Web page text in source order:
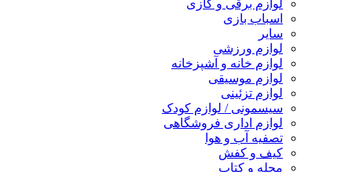
لوازم برقی و گازی
اسباب بازی
سایر
لوازم ورزشی
لوازم خانه و آشپزخانه
لوازم موسیقی
لوازم تزئینی
سیسمونی / لوازم کودک
لوازم اداری فروشگاهی
تصفیه آب و هوا
کیف و کفش
مجله و کتاب